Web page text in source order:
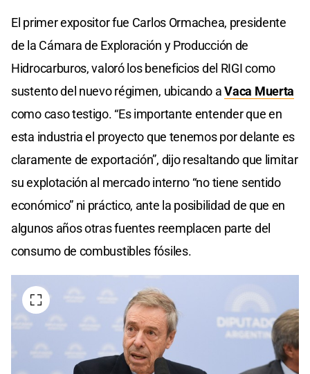
El primer expositor fue Carlos Ormachea, presidente
de la Cámara de Exploración y Producción de
Hidrocarburos, valoró los beneficios del RIGI como
sustento del nuevo régimen, ubicando aVaca Muerta
como caso testigo. “Es importante entender que en
esta industria el proyecto que tenemos por delante es
claramente de exportación”, dijo resaltando que limitar
su explotación al mercado interno “no tiene sentido
económico” ni práctico, ante la posibilidad de que en
algunos años otras fuentes reemplacen parte del
consumo de combustibles fósiles.